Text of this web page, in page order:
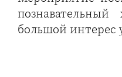
большой интерес